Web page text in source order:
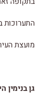
התערוכות
מועצת
גן בנימין